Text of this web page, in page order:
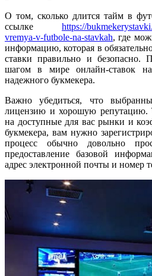
О том, сколько длится тайм в
ссылке https://
vremya-v-futbole-na-stavkah, где
информацию, которая в
ставки правильно и
шагом в мире онлайн-ставок
надежного букмекера.
Важно убедиться, что
лицензию и хорошую репутацию.
на доступные для вас рынки и
букмекера, вам нужно
процесс обычно довольно
предоставление базовой
адрес электронной почты и номер